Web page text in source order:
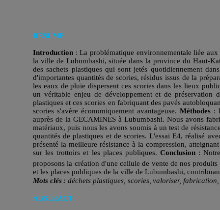
RESUME
Introduction : La problématique environnementale liée
la ville de Lubumbashi, située dans la province du Haut-
des sachets plastiques qui sont jetés quotidiennement
d'importantes quantités de scories, résidus issus de la
les eaux de pluie dispersent ces scories dans les lieux
un véritable enjeu de développement et de préservation
plastiques et ces scories en fabriquant des pavés
scories s'avère économiquement avantageuse. Méthodes :
auprès de la GECAMINES à Lubumbashi. Nous avons
matériaux, puis nous les avons soumis à un test de
quantités de plastiques et de scories. L'essai E4, réalisé
présenté la meilleure résistance à la compression,
sur les trottoirs et les places publiques.Conclusion :
proposons la création d'une cellule de vente de nos
et les places publiques de la ville de Lubumbashi,
Mots clés : déchets plastiques, scories, valoriser, fabrication,
ABSTRACT